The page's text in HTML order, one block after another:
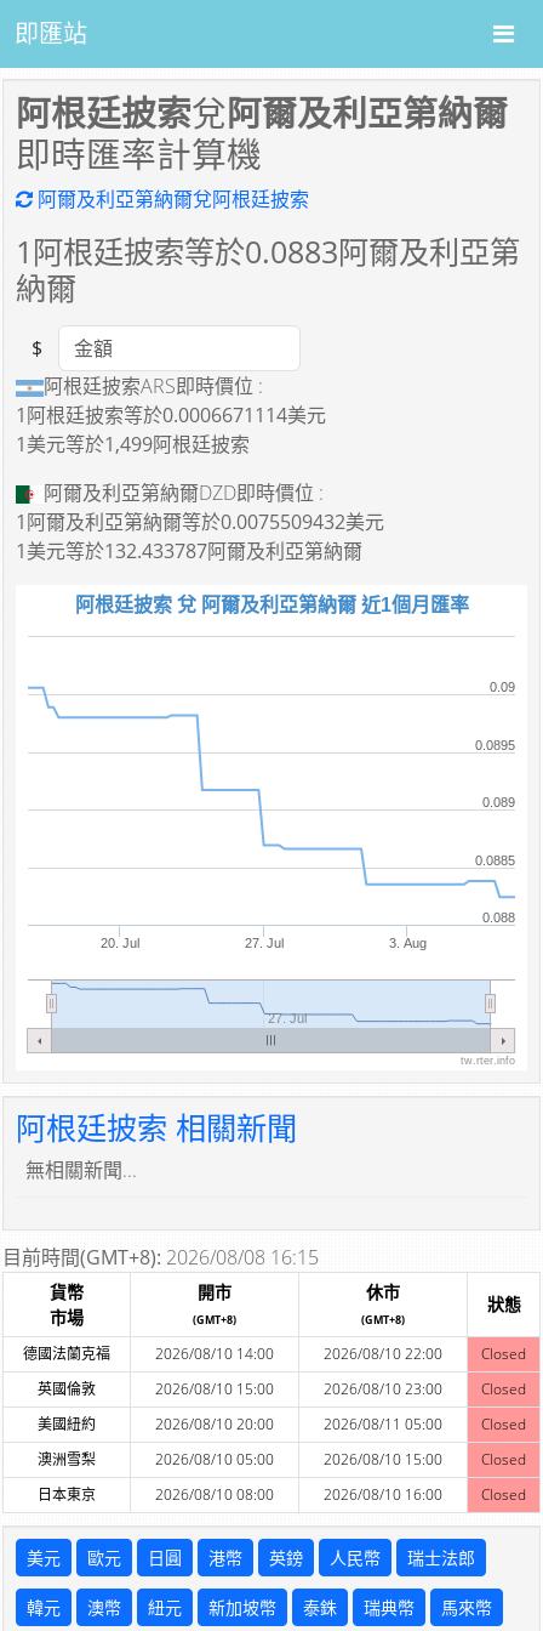
即匯站
阿根廷披索兌阿爾及利亞第納爾
即時匯率計算機
阿爾及利亞第納爾兌阿根廷披索
1 阿根廷披索等於0.0883阿爾及利亞第
納爾
Amount
$
阿根廷披索ARS即時價位 :
1阿根廷披索等於0.0006671114美元
1美元等於1,499阿根廷披索
阿爾及利亞第納爾DZD即時價位 :
1阿爾及利亞第納爾等於0.0075509432美元
1美元等於132.433787阿爾及利亞第納爾
阿根廷披索 兌 阿爾及利亞第納爾 近1個月匯率
20. Jul 27. Jul 3. Aug
27. Jul
0.088
0.0885
0.089
0.0895
0.09
tw.rter.info
阿根廷披索 相關新聞
無相關新聞...
目前時間(GMT+8): 2026/08/08 16:15
貨幣
市場
開市
(GMT+8)
休市
(GMT+8)
狀態
德國法蘭克福 2026/08/10 14:00 2026/08/10 22:00
Closed
英國倫敦
2026/08/10 15:00 2026/08/10 23:00
Closed
美國紐約
2026/08/10 20:00 2026/08/11 05:00
Closed
澳洲雪梨
2026/08/10 05:00 2026/08/10 15:00
Closed
日本東京
2026/08/10 08:00 2026/08/10 16:00 Closed
美元 歐元 日圓 港幣 英鎊 人民幣 瑞士法郎
韓元 澳幣 紐元 新加坡幣 泰銖 瑞典幣 馬來幣